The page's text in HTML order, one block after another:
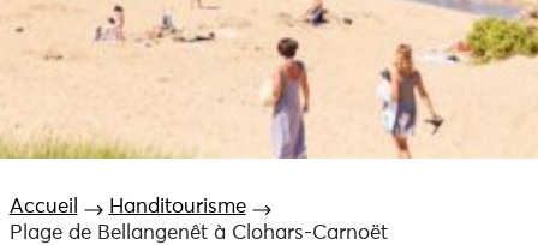
Accueil
Handitourisme
Plage de Bellangenêt à Clohars-Carnoët